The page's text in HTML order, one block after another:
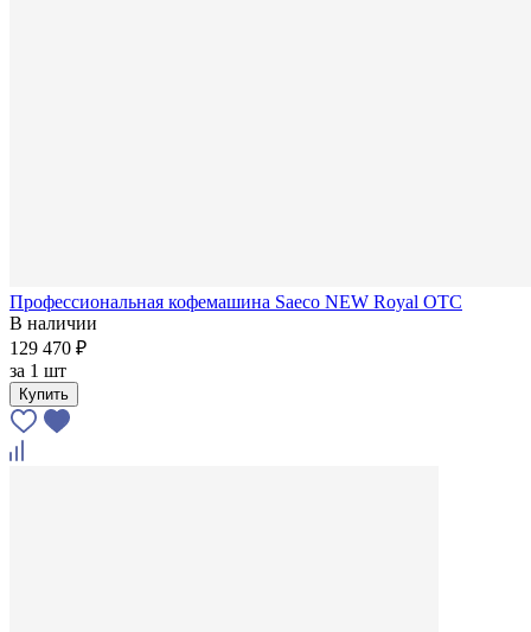
Профессиональная кофемашина Saeco NEW Royal OTC
В наличии
129 470 ₽
за 1 шт
Купить